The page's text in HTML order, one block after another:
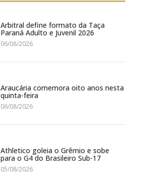
Arbitral define formato da Taça
Paraná Adulto e Juvenil 2026
06/08/2026
Araucária comemora oito anos nesta
quinta-feira
06/08/2026
Athletico goleia o Grêmio e sobe
para o G4 do Brasileiro Sub-17
05/08/2026